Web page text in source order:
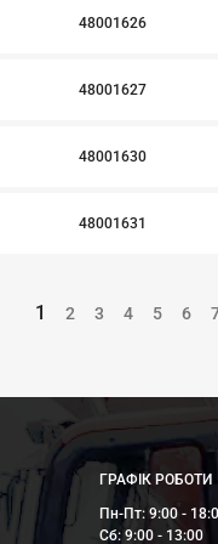
48001626
48001627
48001630
48001631
1 2 3 4 5 6
ГРАФІК РОБОТИ
Пн-Пт: 9:00 -
Сб: 9:00 - 13:00